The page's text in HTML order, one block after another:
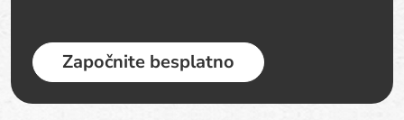
Započnite besplatno